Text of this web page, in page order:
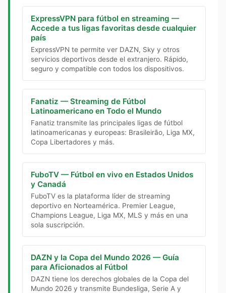
ExpressVPN para fútbol en streaming —
Accede a tus ligas favoritas desde cualquier
país
ExpressVPN te permite ver DAZN, Sky y otros
servicios deportivos desde el extranjero. Rápido,
seguro y compatible con todos los dispositivos.
Fanatiz — Streaming de Fútbol
Latinoamericano en Todo el Mundo
Fanatiz transmite las principales ligas de fútbol
latinoamericanas y europeas: Brasileirão, Liga MX,
Copa Libertadores y más.
FuboTV — Fútbol en vivo en Estados Unidos
y Canadá
FuboTV es la plataforma líder de streaming
deportivo en Norteamérica. Premier League,
Champions League, Liga MX, MLS y más en una
sola suscripción.
DAZN y la Copa del Mundo 2026 — Guía
para Aficionados al Fútbol
DAZN tiene los derechos globales de la Copa del
Mundo 2026 y transmite Bundesliga, Serie A y